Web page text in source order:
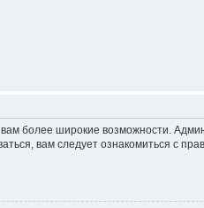
более широкие возможности.
вам следует ознакомиться с